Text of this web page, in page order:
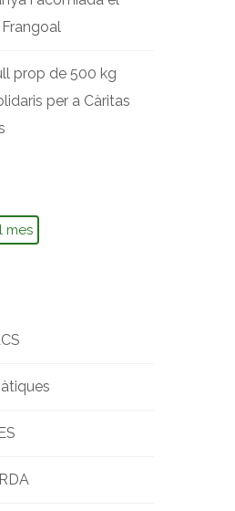
prop de 500 kg
per a Càritas